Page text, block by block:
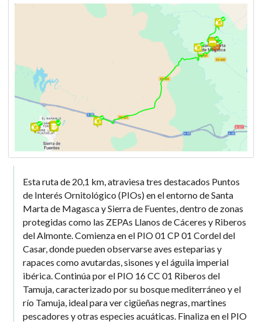
Esta ruta de 20,1 km, atraviesa tres destacados Puntos
de Interés Ornitológico (PIOs) en el entorno de Santa
Marta de Magasca y Sierra de Fuentes, dentro de zonas
protegidas como las ZEPAs Llanos de Cáceres y Riberos
del Almonte. Comienza en el PIO 01 CP 01 Cordel del
Casar, donde pueden observarse aves esteparias y
rapaces como avutardas, sisones y el águila imperial
ibérica. Continúa por el PIO 16 CC 01 Riberos del
Tamuja, caracterizado por su bosque mediterráneo y el
río Tamuja, ideal para ver cigüeñas negras, martines
pescadores y otras especies acuáticas. Finaliza en el PIO